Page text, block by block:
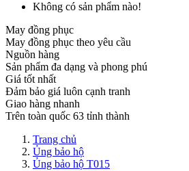
Không có sản phẩm nào!
May đồng phục
May đồng phục theo yêu cầu
Nguồn hàng
Sản phẩm đa dạng và phong phú
Giá tốt nhất
Đảm bảo giá luôn cạnh tranh
Giao hàng nhanh
Trên toàn quốc 63 tỉnh thành
Trang chủ
Ủng bảo hộ
Ủng bảo hộ T015